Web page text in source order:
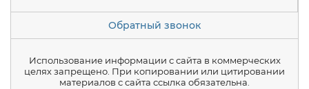
Обратный звонок
Использование информации с сайта в коммерческих
целях запрещено. При копировании или цитировании
материалов с сайта ссылка обязательна.